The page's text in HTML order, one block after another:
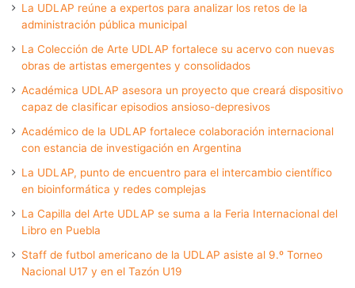
La UDLAP reúne a expertos para analizar los retos de la
administración pública municipal
La Colección de Arte UDLAP fortalece su acervo con nuevas
obras de artistas emergentes y consolidados
Académica UDLAP asesora un proyecto que creará dispositivo
capaz de clasificar episodios ansioso-depresivos
Académico de la UDLAP fortalece colaboración internacional
con estancia de investigación en Argentina
La UDLAP, punto de encuentro para el intercambio científico
en bioinformática y redes complejas
La Capilla del Arte UDLAP se suma a la Feria Internacional del
Libro en Puebla
Staff de futbol americano de la UDLAP asiste al 9.º Torneo
Nacional U17 y en el Tazón U19